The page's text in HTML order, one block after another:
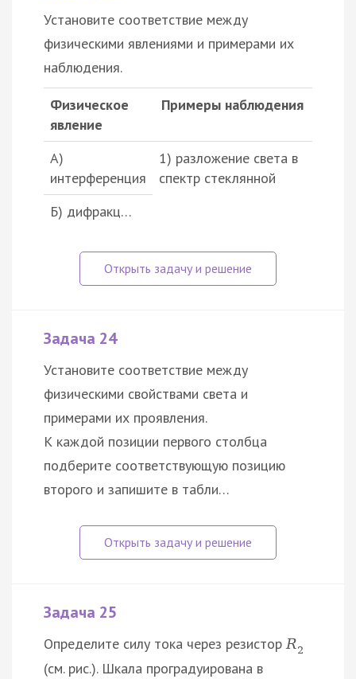
Установите соответствие между
физическими явлениями и примерами их
наблюдения.
Физическое
явление
Примеры наблюдения
А)
интерференция
1) разложение света в
спектр стеклянной
Б) дифракц…
Задача 24
Установите соответствие между
физическими свойствами света и
примерами их проявления.
К каждой позиции первого столбца
подберите соответствующую позицию
второго и запишите в табли…
Задача 25
Определите силу тока через резисторR2
(см. рис.). Шкала проградуирована в